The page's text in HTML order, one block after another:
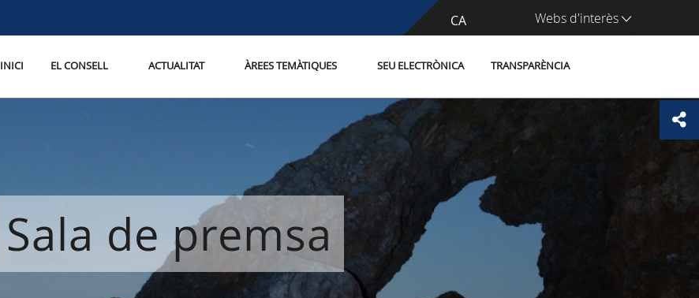
CA
ES Webs d'interès
INICI EL CONSELL ACTUALITAT ÀREES TEMÀTIQUES SEU ELECTRÒNICA TRANSPARÈNCIA
Sala de premsa